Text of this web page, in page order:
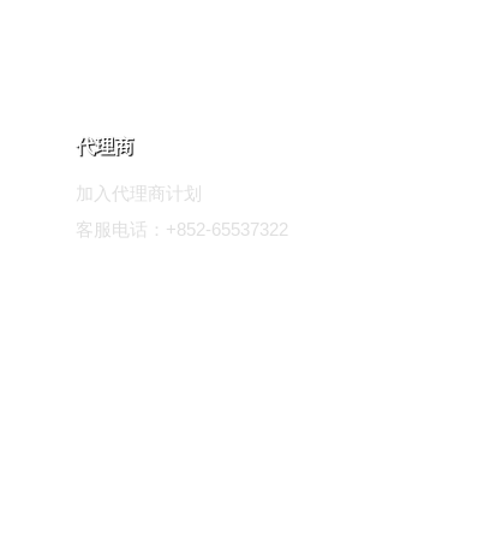
代理商
加入代理商计划
客服电话：+852-65537322